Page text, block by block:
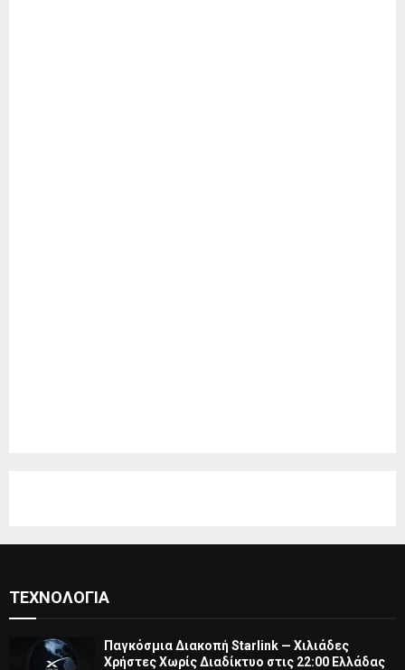
ΤΕΧΝΟΛΟΓΊΑ
Παγκόσμια Διακοπή Starlink — Χιλιάδες
Χρήστες Χωρίς Διαδίκτυο στις 22:00 Ελλάδας